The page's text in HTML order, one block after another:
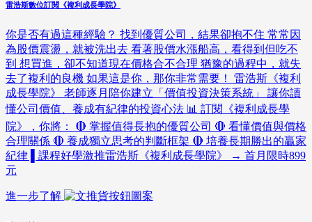
雷浩斯數位訂閱《複利成長學院》
你是否有過這種經驗？ 找到優質公司，結果卻抱不住 常常因
為股價震盪，就被洗出去 看著股價水漲船高，看得到但吃不
到 想買進，卻不知道現在價格合不合理 猶豫的過程中，就失
去了複利的良機 如果這是你，那你非常需要！ 雷浩斯《複利
成長學院》 老師逐月陪你建立「價值投資決策系統」 讓你讀
懂公司價值、養成有紀律的投資心法 📊 訂閱《複利成長學
院》，你將： 🔴 掌握值得長抱的優質公司 🔴 看懂價值與價格
合理關係 🔴 養成獨立思考的判斷框架 🔴 培養長期勝出的贏家
紀律 ▌課程好學激推雷浩斯《複利成長學院》 → 首月限時899
元
進一步了解